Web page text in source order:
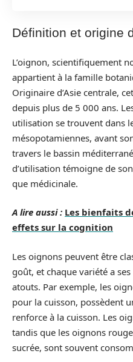
Définition et origine
L’oignon, scientifiquement
appartient à la famille
Originaire d’Asie centrale,
depuis plus de 5 000 ans.
utilisation se trouvent dans
mésopotamiennes, avant
travers le bassin
d’utilisation témoigne de
que médicinale.
A lire aussi : Les bienfaits
effets sur la cognition
Les oignons peuvent être
goût, et chaque variété a
atouts. Par exemple, les
pour la cuisson, possèdent
renforce à la cuisson. Les
tandis que les oignons
sucrée, sont souvent